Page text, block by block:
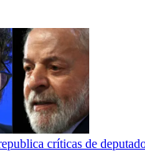
críticas de